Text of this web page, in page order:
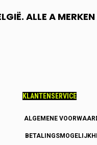
ALLE A
KLANTENSERVICE
ALGEMENE